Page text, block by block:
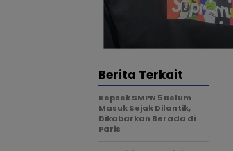
Berita Terkait
Kepsek SMPN 5 Belum
Masuk Sejak Dilantik,
Dikabarkan Berada di
Paris